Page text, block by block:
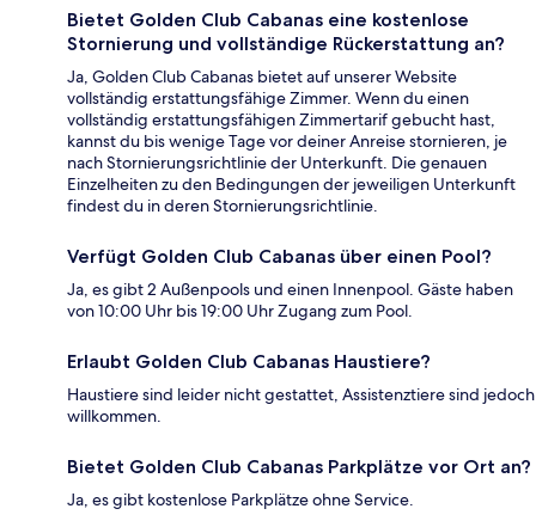
Bietet Golden Club Cabanas eine kostenlose
Stornierung und vollständige Rückerstattung an?
Ja, Golden Club Cabanas bietet auf unserer Website
vollständig erstattungsfähige Zimmer. Wenn du einen
vollständig erstattungsfähigen Zimmertarif gebucht hast,
kannst du bis wenige Tage vor deiner Anreise stornieren, je
nach Stornierungsrichtlinie der Unterkunft. Die genauen
Einzelheiten zu den Bedingungen der jeweiligen Unterkunft
findest du in deren Stornierungsrichtlinie.
Verfügt Golden Club Cabanas über einen Pool?
Ja, es gibt 2 Außenpools und einen Innenpool. Gäste haben
von 10:00 Uhr bis 19:00 Uhr Zugang zum Pool.
Erlaubt Golden Club Cabanas Haustiere?
Haustiere sind leider nicht gestattet, Assistenztiere sind jedoch
willkommen.
Bietet Golden Club Cabanas Parkplätze vor Ort an?
Ja, es gibt kostenlose Parkplätze ohne Service.